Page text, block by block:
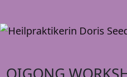
QIGONG